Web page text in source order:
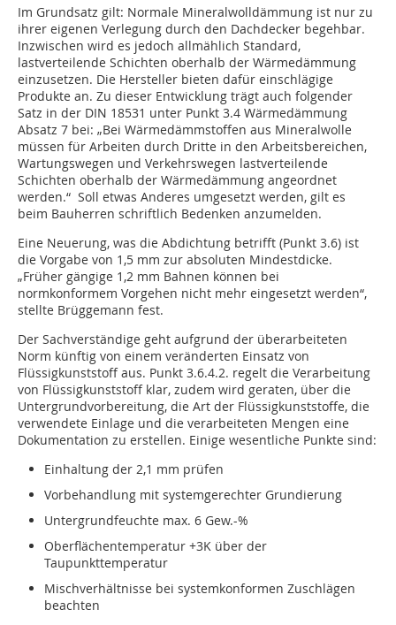
Im Grundsatz gilt: Normale Mineralwolldämmung ist nur zu
ihrer eigenen Verlegung durch den Dachdecker begehbar.
Inzwischen wird es jedoch allmählich Standard,
lastverteilende Schichten oberhalb der Wärmedämmung
einzusetzen. Die Hersteller bieten dafür einschlägige
Produkte an. Zu dieser Entwicklung trägt auch folgender
Satz in der DIN 18531 unter Punkt 3.4 Wärmedämmung
Absatz 7 bei: „Bei Wärmedämmstoffen aus Mineralwolle
müssen für Arbeiten durch Dritte in den Arbeitsbereichen,
Wartungswegen und Verkehrswegen lastverteilende
Schichten oberhalb der Wärmedämmung angeordnet
werden.“ Soll etwas Anderes umgesetzt werden, gilt es
beim Bauherren schriftlich Bedenken anzumelden.
Eine Neuerung, was die Abdichtung betrifft (Punkt 3.6) ist
die Vorgabe von 1,5 mm zur absoluten Mindestdicke.
„Früher gängige 1,2 mm Bahnen können bei
normkonformem Vorgehen nicht mehr eingesetzt werden“,
stellte Brüggemann fest.
Der Sachverständige geht aufgrund der überarbeiteten
Norm künftig von einem veränderten Einsatz von
Flüssigkunststoff aus. Punkt 3.6.4.2. regelt die Verarbeitung
von Flüssigkunststoff klar, zudem wird geraten, über die
Untergrundvorbereitung, die Art der Flüssigkunststoffe, die
verwendete Einlage und die verarbeiteten Mengen eine
Dokumentation zu erstellen. Einige wesentliche Punkte sind:
Einhaltung der 2,1 mm prüfen
Vorbehandlung mit systemgerechter Grundierung
Untergrundfeuchte max. 6 Gew.-%
Oberflächentemperatur +3K über der
Taupunkttemperatur
Mischverhältnisse bei systemkonformen Zuschlägen
beachten